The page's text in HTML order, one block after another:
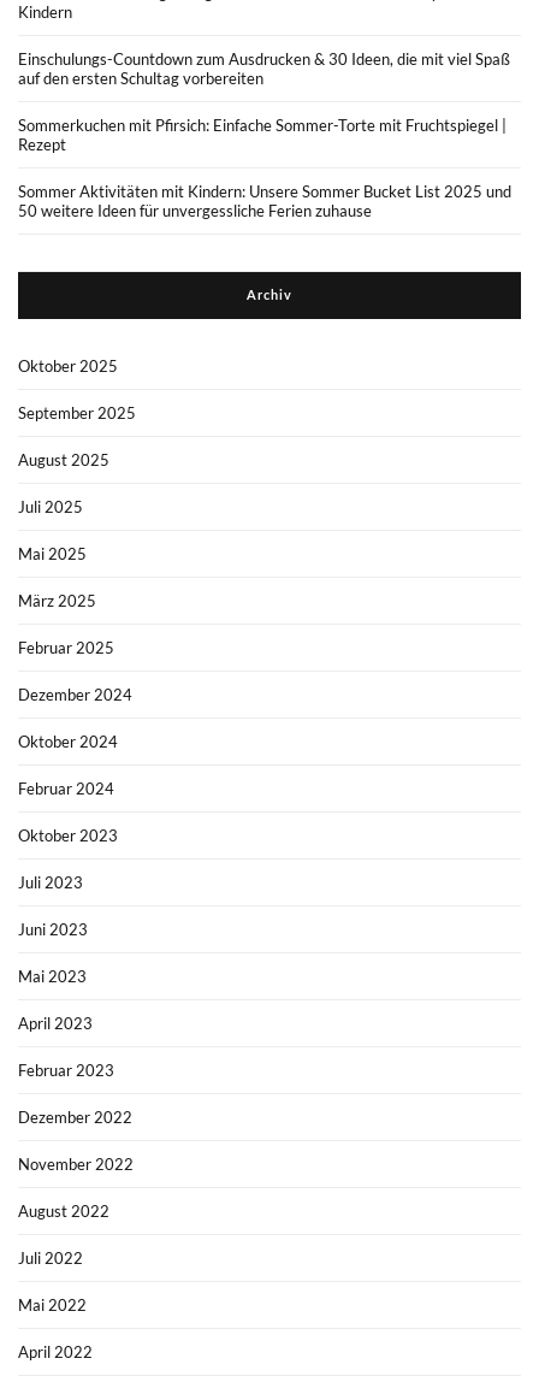
Kindern
Einschulungs-Countdown zum Ausdrucken & 30 Ideen, die mit viel Spaß
auf den ersten Schultag vorbereiten
Sommerkuchen mit Pfirsich: Einfache Sommer-Torte mit Fruchtspiegel |
Rezept
Sommer Aktivitäten mit Kindern: Unsere Sommer Bucket List 2025 und
50 weitere Ideen für unvergessliche Ferien zuhause
Archiv
Oktober 2025
September 2025
August 2025
Juli 2025
Mai 2025
März 2025
Februar 2025
Dezember 2024
Oktober 2024
Februar 2024
Oktober 2023
Juli 2023
Juni 2023
Mai 2023
April 2023
Februar 2023
Dezember 2022
November 2022
August 2022
Juli 2022
Mai 2022
April 2022